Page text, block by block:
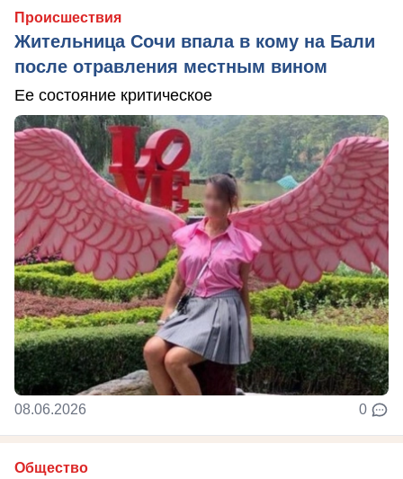
Происшествия
Жительница Сочи впала в кому на Бали
после отравления местным вином
Ее состояние критическое
08.06.2026 0
Общество